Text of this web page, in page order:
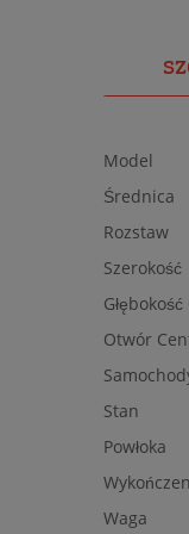
Model
Średnica
Rozstaw
Szerokość
Otwór
Stan
Powłoka
Waga